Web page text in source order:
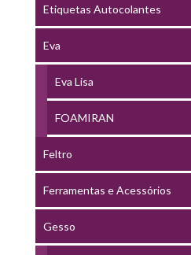
Etiquetas Autocolantes
Eva
Eva Lisa
FOAMIRAN
Feltro
Ferramentas e Acessórios
Gesso